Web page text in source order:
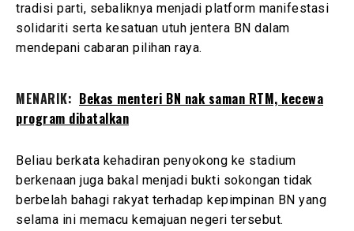
tradisi parti, sebaliknya menjadi platform manifestasi
solidariti serta kesatuan utuh jentera BN dalam
mendepani cabaran pilihan raya.
MENARIK: Bekas menteri BN nak saman RTM, kecewa
program dibatalkan
Beliau berkata kehadiran penyokong ke stadium
berkenaan juga bakal menjadi bukti sokongan tidak
berbelah bahagi rakyat terhadap kepimpinan BN yang
selama ini memacu kemajuan negeri tersebut.